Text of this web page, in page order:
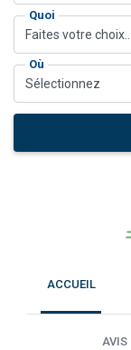
Quoi
Faites votre choix..
Où
Sélectionnez
ACCUEIL
AVIS